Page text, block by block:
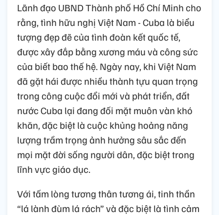
Lãnh đạo UBND Thành phố Hồ Chí Minh cho
rằng, tình hữu nghị Việt Nam - Cuba là biểu
tượng đẹp đẽ của tình đoàn kết quốc tế,
được xây đắp bằng xương máu và công sức
của biết bao thế hệ. Ngày nay, khi Việt Nam
đã gặt hái được nhiều thành tựu quan trọng
trong công cuộc đổi mới và phát triển, đất
nước Cuba lại đang đối mặt muôn vàn khó
khăn, đặc biệt là cuộc khủng hoảng năng
lượng trầm trọng ảnh hưởng sâu sắc đến
mọi mặt đời sống người dân, đặc biệt trong
lĩnh vực giáo dục.
Với tấm lòng tương thân tương ái, tinh thần
“lá lành đùm lá rách” và đặc biệt là tình cảm